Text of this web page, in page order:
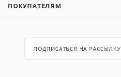
ПОКУПАТЕЛЯМ
ПОДПИСАТЬСЯ НА РАССЫЛКУ